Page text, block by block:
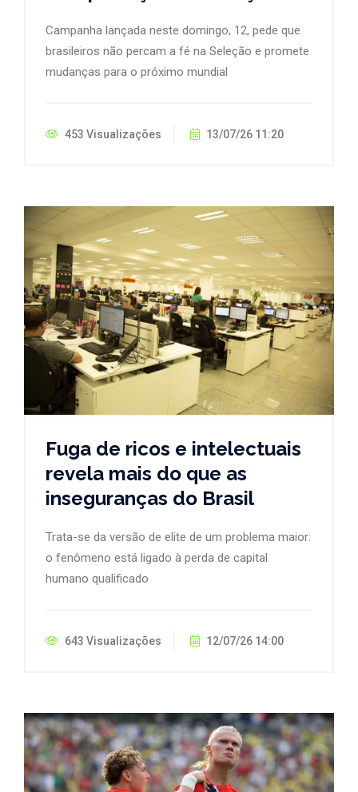
Campanha lançada neste domingo, 12, pede que
brasileiros não percam a fé na Seleção e promete
mudanças para o próximo mundial
453 Visualizações 13/07/26 11:20
Fuga de ricos e intelectuais
revela mais do que as
inseguranças do Brasil
Trata-se da versão de elite de um problema maior:
o fenômeno está ligado à perda de capital
humano qualificado
643 Visualizações 12/07/26 14:00